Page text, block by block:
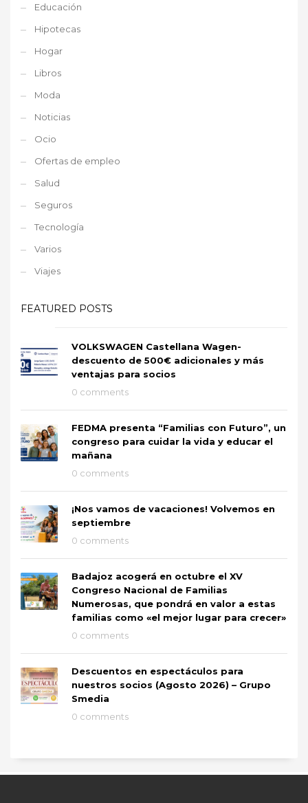
Educación
Hipotecas
Hogar
Libros
Moda
Noticias
Ocio
Ofertas de empleo
Salud
Seguros
Tecnología
Varios
Viajes
FEATURED POSTS
VOLKSWAGEN Castellana Wagen-
descuento de 500€ adicionales y más
ventajas para socios
0 comments
FEDMA presenta “Familias con Futuro”, un
congreso para cuidar la vida y educar el
mañana
0 comments
¡Nos vamos de vacaciones! Volvemos en
septiembre
0 comments
Badajoz acogerá en octubre el XV
Congreso Nacional de Familias
Numerosas, que pondrá en valor a estas
familias como «el mejor lugar para crecer»
0 comments
Descuentos en espectáculos para
nuestros socios (Agosto 2026) – Grupo
Smedia
0 comments